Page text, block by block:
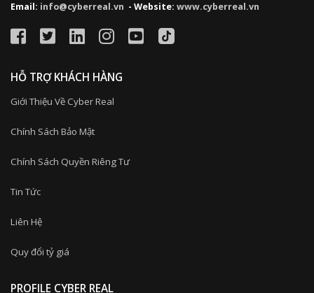
Email: info@cyberreal.vn - Website: www.cyberreal.vn
HỖ TRỢ KHÁCH HÀNG
Giới Thiệu Về Cyber Real
Chính Sách Bảo Mật
Chính Sách Quyền Riêng Tư
Tin Tức
Liên Hệ
Quy đổi tỷ giá
PROFILE CYBER REAL